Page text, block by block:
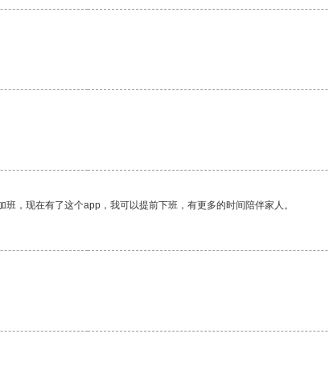
，现在有了这个app，我可以提前下班，有更多的时间陪伴家人。